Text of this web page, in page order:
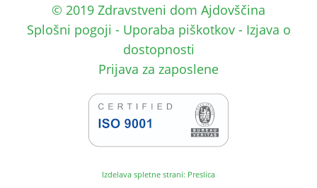
© 2019 Zdravstveni dom Ajdovščina
Splošni pogoji - Uporaba piškotkov- Izjava o
dostopnosti
Prijava za zaposlene
Izdelava spletne strani: Preslica